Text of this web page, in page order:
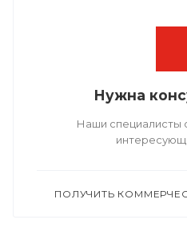
Нужна
Наши специалисты
ПОЛУЧИТЬ